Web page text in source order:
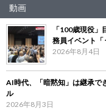
動画
「100歳現役
務員イベント「
2026年8月4日
AI時代、「暗黙知」は継承
ル
2026年8月3日